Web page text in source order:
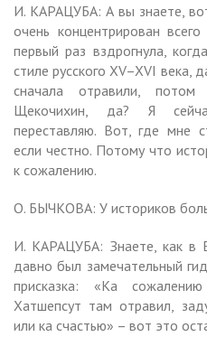
И. КАРАЦУБА: А вы знаете,
очень концентрирован
первый раз вздрогнула,
стиле русского XV–XVI века,
сначала отравили,
Щекочихин, да? Я
переставляю. Вот, где мне
если честно. Потому что
к сожалению.
О. БЫЧКОВА: У историков
И. КАРАЦУБА: Знаете, как в
давно был замечательный
присказка: «Ка
Хатшепсут там отравил,
или ка счастью» – вот это